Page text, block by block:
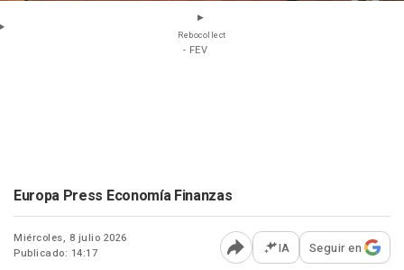
Rebocollect
- FEV
Europa Press Economía Finanzas
Miércoles, 8 julio 2026
Publicado: 14:17
Abrir opciones para
IA Seguir en